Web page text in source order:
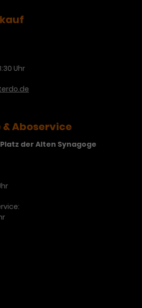
Uhr
Aboservice
der Alten Synagoge